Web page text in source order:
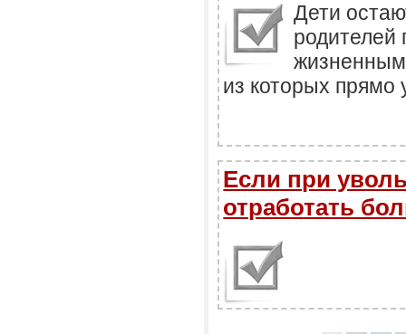
Дети
жизненным
из которых прямо
Если при
отработать